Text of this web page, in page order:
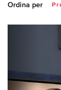
Ordina per